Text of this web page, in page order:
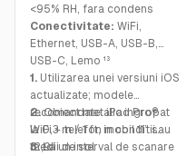
<95% RH, fara condens
Conectivitate: WiFi,
Ethernet, USB-A, USB-B,
USB-C, Lemo ¹³
1. Utilizarea unei versiuni iOS
actualizate; modele
recomandate: iPad Pro®
WiFi + telefon mobil 11” sau
12,9”
2.Obiect metalic ingropat
la 0,3 m / 1 ft, in conditii
medii de sol
3.La un interval de scanare